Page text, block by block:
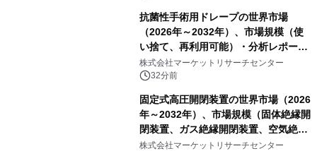
抗菌性手術用ドレープの世界市場
（2026年～2032年）、市場規模（使
い捨て、再利用可能）・分析レポート
を発表
株式会社マーケットリサーチセンター
32分前
固定式高圧開閉装置の世界市場（2026
年～2032年）、市場規模（固体絶縁開
閉装置、ガス絶縁開閉装置、空気絶縁
開閉装置）・分析レポートを発表
株式会社マーケットリサーチセンター